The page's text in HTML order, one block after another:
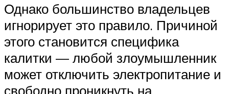
Однако большинство владельцев
игнорирует это правило. Причиной
этого становится специфика
калитки — любой злоумышленник
может отключить электропитание и
свободно проникнуть на